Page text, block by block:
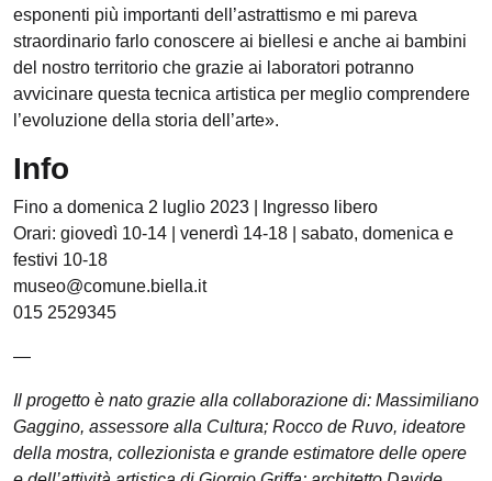
esponenti più importanti dell’astrattismo e mi pareva
straordinario farlo conoscere ai biellesi e anche ai bambini
del nostro territorio che grazie ai laboratori potranno
avvicinare questa tecnica artistica per meglio comprendere
l’evoluzione della storia dell’arte».
Info
Fino a domenica 2 luglio 2023 | Ingresso libero
Orari: giovedì 10-14 | venerdì 14-18 | sabato, domenica e
festivi 10-18
museo@comune.biella.it
015 2529345
—
Il progetto è nato grazie alla collaborazione di: Massimiliano
Gaggino, assessore alla Cultura; Rocco de Ruvo, ideatore
della mostra, collezionista e grande estimatore delle opere